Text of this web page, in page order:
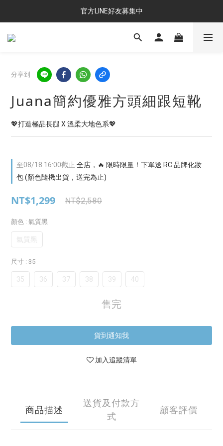
官方LINE好友募集中
分享到
Juana簡約優雅方頭細跟短靴
💖打造極品長腿 X 溫柔大地色系💖
至08/18 16:00截止 全店，🔥 限時限量！下單送 RC 品牌化妝
包 (顏色隨機出貨，送完為止)
NT$1,299 NT$2,580
顏色 : 氣質黑
氣質黑
尺寸 : 35
35 36 37 38 39 40
售完
貨到通知我
加入追蹤清單
商品描述
送貨及付款方
式
顧客評價